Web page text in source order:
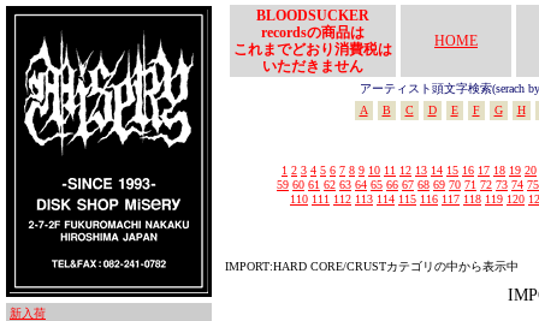
新入荷
BLOODSUCKER
recordsの商品は
これまでどおり消費税は
いただきません
HOME
アーティスト頭文字検索(serach
A
B C D E F G H
1 2 3 4 5 6 7 8 9 10 11 12 13 14 15 16 17 18 19 20
59 60 61 62 63 64 65 66 67 68 69 70 71 72 73 74 75
110 111 112 113 114 115 116 117 118 119 120
IMPORT:HARD CORE/CRUSTカテゴリの中から表示中